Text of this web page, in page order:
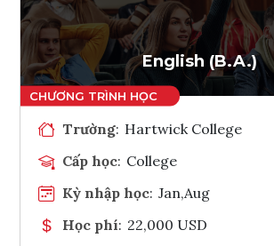
Tham vấn Interlink
English (B.A.)
Trường: Hartwick College
Cấp học: College
Kỳ nhập học: Jan,Aug
Học phí: 22,000 USD